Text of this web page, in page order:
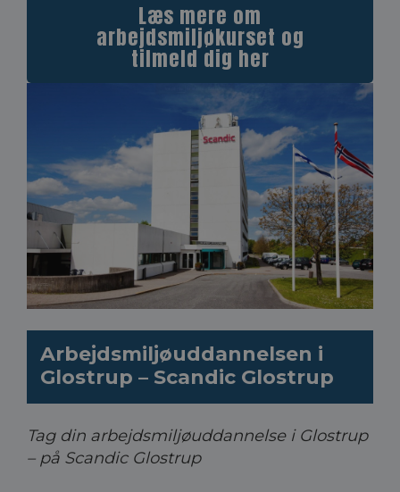
Læs mere om
arbejdsmiljøkurset og
tilmeld dig her
Arbejdsmiljøuddannelsen i
Glostrup – Scandic Glostrup
Tag din arbejdsmiljøuddannelse i Glostrup
– på Scandic Glostrup